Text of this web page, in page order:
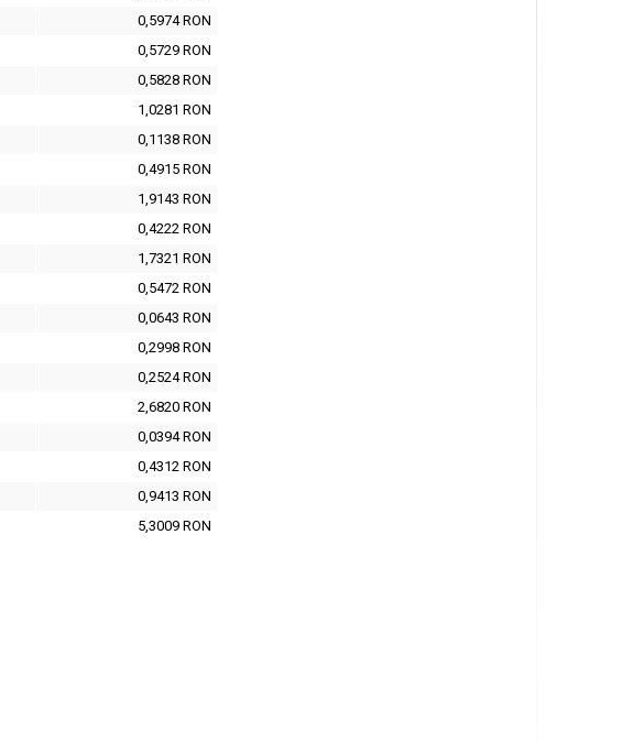
0,5974 RON
0,5729 RON
0,5828 RON
1,0281 RON
0,1138 RON
0,4915 RON
1,9143 RON
0,4222 RON
1,7321 RON
0,5472 RON
0,0643 RON
0,2998 RON
0,2524 RON
2,6820 RON
0,0394 RON
0,4312 RON
0,9413 RON
5,3009 RON